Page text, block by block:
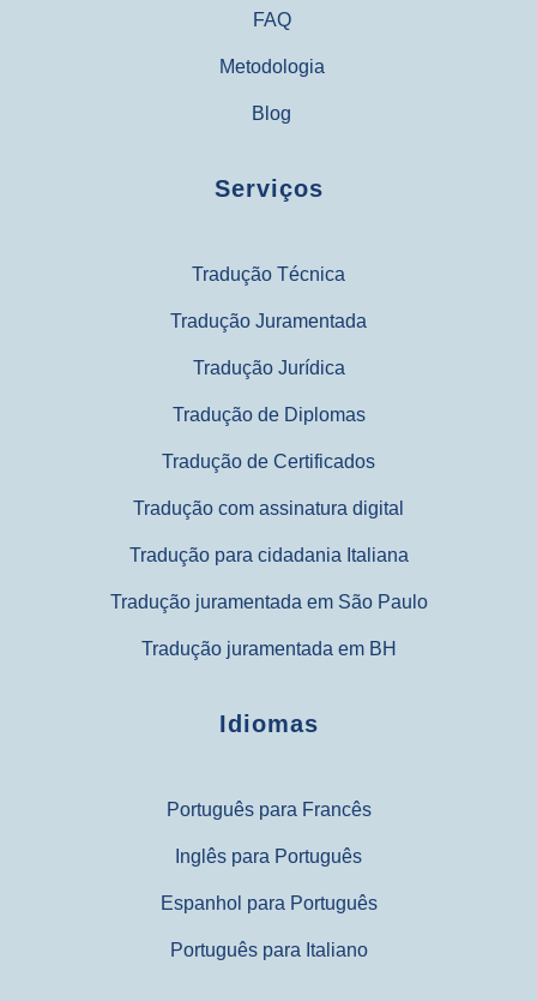
FAQ
Metodologia
Blog
Serviços
Tradução Técnica
Tradução Juramentada
Tradução Jurídica
Tradução de Diplomas
Tradução de Certificados
Tradução com assinatura digital
Tradução para cidadania Italiana
Tradução juramentada em São Paulo
Tradução juramentada em BH
Idiomas
Português para Francês
Inglês para Português
Espanhol para Português
Português para Italiano